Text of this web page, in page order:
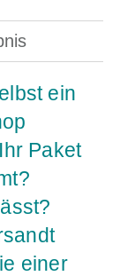
ein
Paket
einer